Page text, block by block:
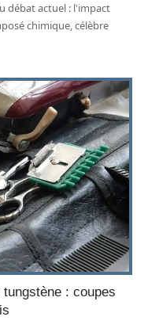
débat actuel : l'impact
chimique, célèbre
: coupes